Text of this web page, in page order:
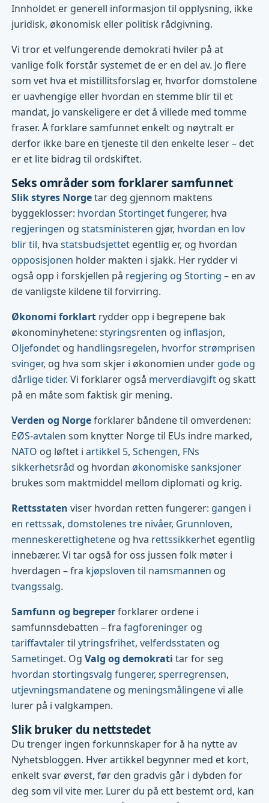
Innholdet er generell informasjon til opplysning, ikke
juridisk, økonomisk eller politisk rådgivning.
Vi tror et velfungerende demokrati hviler på at
vanlige folk forstår systemet de er en del av. Jo flere
som vet hva et mistillitsforslag er, hvorfor domstolene
er uavhengige eller hvordan en stemme blir til et
mandat, jo vanskeligere er det å villede med tomme
fraser. Å forklare samfunnet enkelt og nøytralt er
derfor ikke bare en tjeneste til den enkelte leser – det
er et lite bidrag til ordskiftet.
Seks områder som forklarer samfunnet
Slik styres Norgetar deg gjennom maktens
byggeklosser: hvordan Stortinget fungerer, hva
regjeringen ogstatsministeren gjør, hvordan en lov
blir til, hvastatsbudsjettet egentlig er, og hvordan
opposisjonen holder makten i sjakk. Her rydder vi
også opp i forskjellen på regjering og Storting – en av
de vanligste kildene til forvirring.
Økonomi forklart rydder opp i begrepene bak
økonominyhetene:styringsrenten og inflasjon,
Oljefondet og handlingsregelen, hvorfor strømprisen
svinger, og hva som skjer i økonomien under gode og
dårlige tider. Vi forklarer også merverdiavgift og skatt
på en måte som faktisk gir mening.
Verden og Norgeforklarer båndene til omverdenen:
EØS-avtalen som knytter Norge til EUs indre marked,
NATO og løftet iartikkel 5,Schengen, FNs
sikkerhetsråd og hvordan økonomiske sanksjoner
brukes som maktmiddel mellom diplomati og krig.
Rettsstaten viser hvordan retten fungerer: gangen i
en rettssak,domstolenes tre nivåer, Grunnloven,
menneskerettighetene og hva rettssikkerhet egentlig
innebærer. Vi tar også for oss jussen folk møter i
hverdagen – fra kjøpsloven til namsmannen og
tvangssalg.
Samfunn og begreperforklarer ordene i
samfunnsdebatten – frafagforeninger og
tariffavtalertilytringsfrihet,velferdsstaten og
Sametinget. OgValg og demokrati tar for seg
hvordan stortingsvalg fungerer,sperregrensen,
utjevningsmandatene og meningsmålingenevi alle
lurer på i valgkampen.
Slik bruker du nettstedet
Du trenger ingen forkunnskaper for å ha nytte av
Nyhetsbloggen. Hver artikkel begynner med et kort,
enkelt svar øverst, før den gradvis går i dybden for
deg som vil vite mer. Lurer du på ett bestemt ord, kan